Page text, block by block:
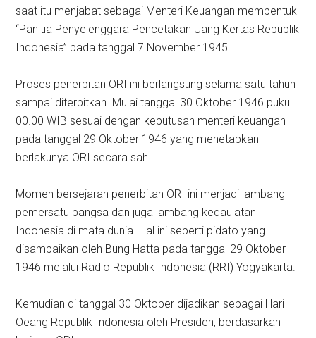
saat itu menjabat sebagai Menteri Keuangan membentuk
“Panitia Penyelenggara Pencetakan Uang Kertas Republik
Indonesia” pada tanggal 7 November 1945.
Proses penerbitan ORI ini berlangsung selama satu tahun
sampai diterbitkan. Mulai tanggal 30 Oktober 1946 pukul
00.00 WIB sesuai dengan keputusan menteri keuangan
pada tanggal 29 Oktober 1946 yang menetapkan
berlakunya ORI secara sah.
Momen bersejarah penerbitan ORI ini menjadi lambang
pemersatu bangsa dan juga lambang kedaulatan
Indonesia di mata dunia. Hal ini seperti pidato yang
disampaikan oleh Bung Hatta pada tanggal 29 Oktober
1946 melalui Radio Republik Indonesia (RRI) Yogyakarta.
Kemudian di tanggal 30 Oktober dijadikan sebagai Hari
Oeang Republik Indonesia oleh Presiden, berdasarkan